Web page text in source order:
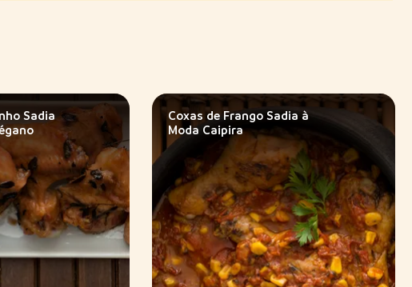
Sadia
Coxas de Frango Sadia à
Moda Caipira